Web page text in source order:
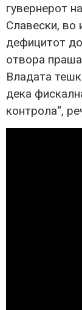
гувернерот
Славески, во
дефицитот
отвора
Владата
дека
контрола“,